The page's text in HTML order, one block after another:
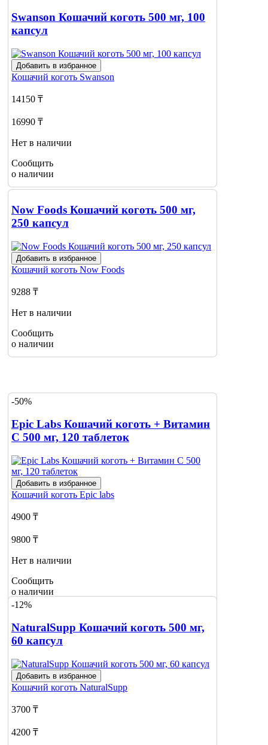
Swanson Кошачий коготь 500 мг, 100
капсул
Добавить в избранное
Кошачий коготь Swanson
14150 ₸
16990 ₸
Нет в наличии
Сообщить
о наличии
Now Foods Кошачий коготь 500 мг,
250 капсул
Добавить в избранное
Кошачий коготь Now Foods
9288 ₸
Нет в наличии
Сообщить
о наличии
-50%
Epic Labs Кошачий коготь + Витамин
С 500 мг, 120 таблеток
Добавить в избранное
Кошачий коготь Epic labs
4900 ₸
9800 ₸
Нет в наличии
Сообщить
о наличии
-12%
NaturalSupp Кошачий коготь 500 мг,
60 капсул
Добавить в избранное
Кошачий коготь NaturalSupp
3700 ₸
4200 ₸